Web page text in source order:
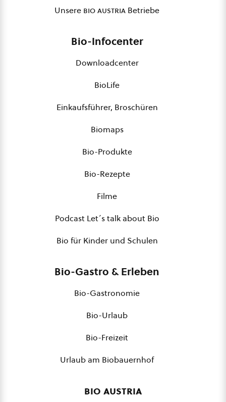
Unsere bio austria Betriebe
Bio-Infocenter
Downloadcenter
BioLife
Einkaufsführer, Broschüren
Biomaps
Bio-Produkte
Bio-Rezepte
Filme
Podcast Let´s talk about Bio
Bio für Kinder und Schulen
Bio-Gastro & Erleben
Bio-Gastronomie
Bio-Urlaub
Bio-Freizeit
Urlaub am Biobauernhof
bio austria